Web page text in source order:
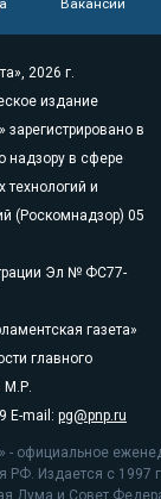
Вакансии
2026 г.
издание
зарегистрировано в
надзору в сфере
и
(Роскомнадзор) 05
Эл № ФС77-
газета»
главного
М.Р.
E-mail: pg@pnp.ru
- официальное
РФ. Издается с 1997
Дума и Совет